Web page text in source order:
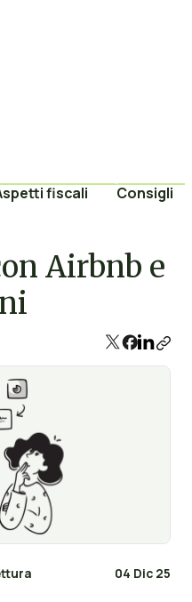
fiscali Consigli
Airbnb e
04 Dic 25